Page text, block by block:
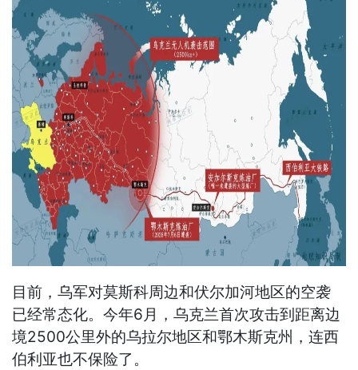
目前，乌军对莫斯科周边和伏尔加河地区的空袭
已经常态化。今年6月，乌克兰首次攻击到距离边
境2500公里外的乌拉尔地区和鄂木斯克州，连西
伯利亚也不保险了。